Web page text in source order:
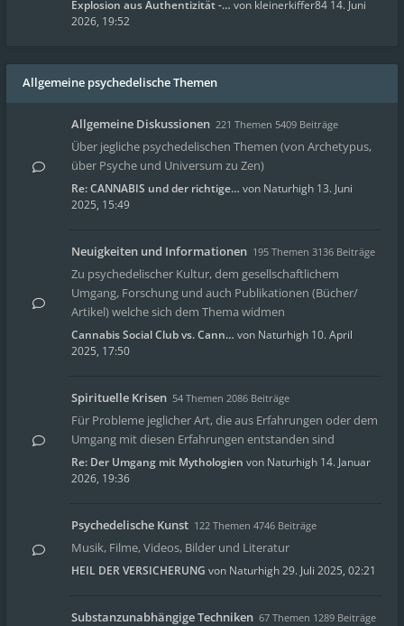
Explosion aus Authentizität -… von kleinerkiffer84 14. Juni
2026, 19:52
Allgemeine psychedelische Themen
Allgemeine Diskussionen 221 Themen 5409 Beiträge
Über jegliche psychedelischen Themen (von Archetypus,
über Psyche und Universum zu Zen)
Re: CANNABIS und der richtige… von Naturhigh 13. Juni
2025, 15:49
Neuigkeiten und Informationen 195 Themen 3136 Beiträge
Zu psychedelischer Kultur, dem gesellschaftlichem
Umgang, Forschung und auch Publikationen (Bücher/
Artikel) welche sich dem Thema widmen
Cannabis Social Club vs. Cann… von Naturhigh 10. April
2025, 17:50
Spirituelle Krisen 54 Themen 2086 Beiträge
Für Probleme jeglicher Art, die aus Erfahrungen oder dem
Umgang mit diesen Erfahrungen entstanden sind
Re: Der Umgang mit Mythologien von Naturhigh 14. Januar
2026, 19:36
Psychedelische Kunst 122 Themen 4746 Beiträge
Musik, Filme, Videos, Bilder und Literatur
HEIL DER VERSICHERUNG von Naturhigh29. Juli 2025, 02:21
Substanzunabhängige Techniken 67 Themen 1289 Beiträge